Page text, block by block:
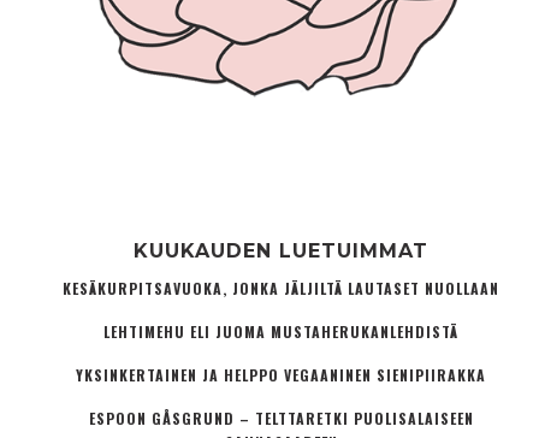
KUUKAUDEN LUETUIMMAT
KESÄKURPITSAVUOKA, JONKA JÄLJILTÄ LAUTASET NUOLLAAN
LEHTIMEHU ELI JUOMA MUSTAHERUKANLEHDISTÄ
YKSINKERTAINEN JA HELPPO VEGAANINEN SIENIPIIRAKKA
ESPOON GÅSGRUND – TELTTARETKI PUOLISALAISEEN